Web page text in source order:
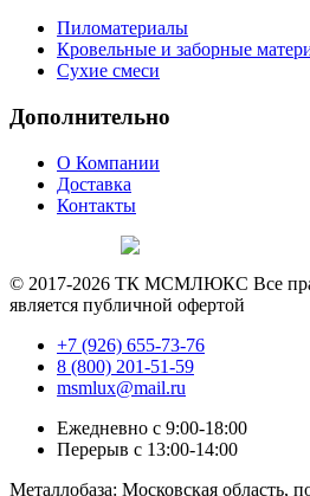
Пиломатериалы
Кровельные и заборные
Сухие смеси
Дополнительно
О Компании
Доставка
Контакты
© 2017-2026 ТК МСМЛЮКС Все
является публичной офертой
+7 (926) 655-73-76
8 (800) 201-51-59
msmlux@mail.ru
Ежедневно с 9:00-18:00
Перерыв с 13:00-14:00
Металлобаза: Московская область,